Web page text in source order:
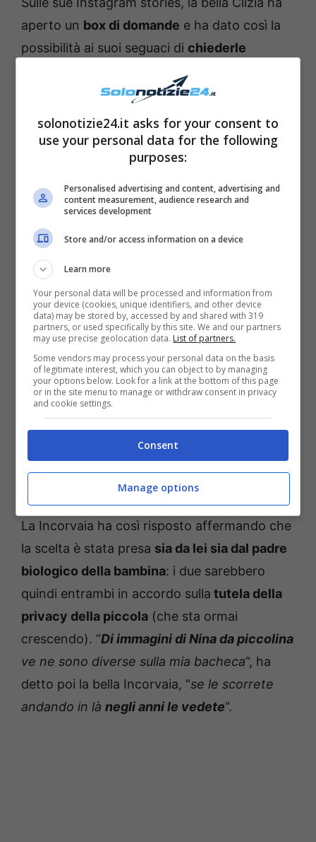
aperto un box di domande e ha dato così la
possibilità ai suoi seguaci di chiederle
Come mai copri la bambina nelle
foto? (non è un insulto ma solo una
curiosità)“, ha infatti chiesto uno di loro
riferendosi proprio aNina, la figlia che Clizia
ha avuto con il suo exFrancesco Sarcina.
La Incorvaia ha così risposto affermando che
la scelta è stata presa sia da lei sia dal padre
biologico della bambina: i due sarebbero
quindi entrambi in accordo sulla tutela della
privacy della piccola (che sta ormai
crescendo). “Di immagini di Nina da piccolina
ve ne sono diverse sulla mia bacheca“, ha
detto poi la bella Incorvaia, “se le scorrete
andando in là negli anni le vedete“.
solonotizie24.it asks for your consent to
use your personal data for the following
purposes:
Personalised advertising and content, advertising and
content measurement, audience research and
services development
Store and/or access information on a device
Learn more
Your personal data will be processed and information from
your device (cookies, unique identifiers, and other device
data) may be stored by, accessed by and shared with 319
partners, or used specifically by this site. We and our partners
may use precise geolocation data. List of partners.
Some vendors may process your personal data on the basis
of legitimate interest, which you can object to by managing
your options below. Look for a link at the bottom of this page
or in the site menu to manage or withdraw consent in privacy
and cookie settings.
Consent
Manage options